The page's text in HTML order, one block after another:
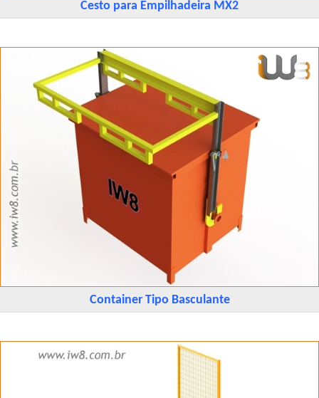
Cesto para Empilhadeira MX2
Container Tipo Basculante